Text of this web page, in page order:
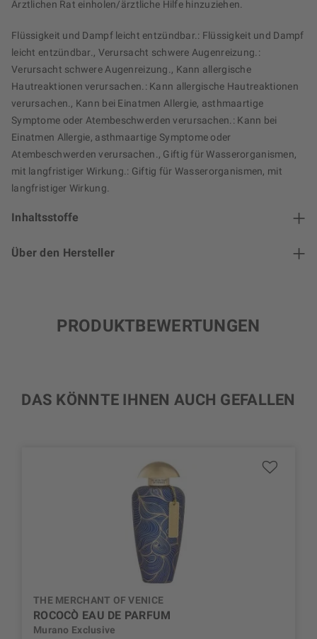
Ärztlichen Rat einholen/ärztliche Hilfe hinzuziehen.
Flüssigkeit und Dampf leicht entzündbar.: Flüssigkeit und Dampf
leicht entzündbar., Verursacht schwere Augenreizung.:
Verursacht schwere Augenreizung., Kann allergische
Hautreaktionen verursachen.: Kann allergische Hautreaktionen
verursachen., Kann bei Einatmen Allergie, asthmaartige
Symptome oder Atembeschwerden verursachen.: Kann bei
Einatmen Allergie, asthmaartige Symptome oder
Atembeschwerden verursachen., Giftig für Wasserorganismen,
mit langfristiger Wirkung.: Giftig für Wasserorganismen, mit
langfristiger Wirkung.
Inhaltsstoffe
Über den Hersteller
PRODUKTBEWERTUNGEN
DAS KÖNNTE IHNEN AUCH GEFALLEN
THE MERCHANT OF VENICE
ROCOCÒ EAU DE PARFUM
Murano Exclusive